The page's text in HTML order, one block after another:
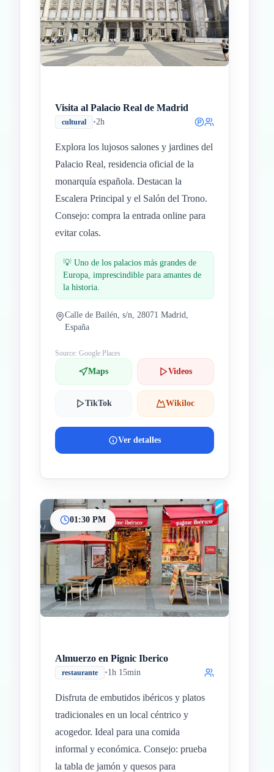
Visita al Palacio Real de Madrid
cultural •2h
Explora los lujosos salones y jardines del
Palacio Real, residencia oficial de la
monarquía española. Destacan la
Escalera Principal y el Salón del Trono.
Consejo: compra la entrada online para
evitar colas.
💡 Uno de los palacios más grandes de
Europa, imprescindible para amantes de
la historia.
Calle de Bailén, s/n, 28071 Madrid,
España
Source: Google Places
Maps Videos
TikTok Wikiloc
Ver detalles
01:30 PM
Almuerzo en Pignic Iberico
restaurante •1h 15min
Disfruta de embutidos ibéricos y platos
tradicionales en un local céntrico y
acogedor. Ideal para una comida
informal y económica. Consejo: prueba
la tabla de jamón y quesos para